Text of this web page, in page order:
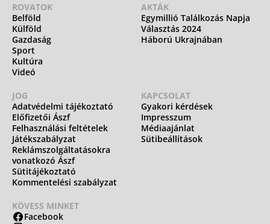
ROVATOK
Belföld
Külföld
Gazdaság
Sport
Kultúra
Videó
AKTÁK
Egymillió Találkozás Napja
Választás 2024
Háború Ukrajnában
JOG
Adatvédelmi tájékoztató
Előfizetői Ászf
Felhasználási feltételek
Játékszabályzat
Reklámszolgáltatásokra
vonatkozó Ászf
Sütitájékoztató
Kommentelési szabályzat
KAPCSOLAT
Gyakori kérdések
Impresszum
Médiaajánlat
Sütibeállítások
KÖVESS MINKET
Facebook